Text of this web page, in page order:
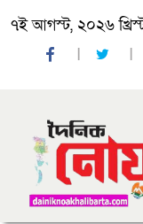
৭ই আগস্ট, ২০২৬